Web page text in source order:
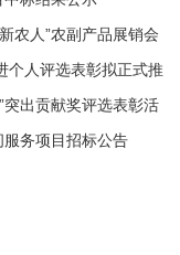
农人”农副产品展销会
个人评选表彰拟正式推
突出贡献奖评选表彰活
务项目招标公告